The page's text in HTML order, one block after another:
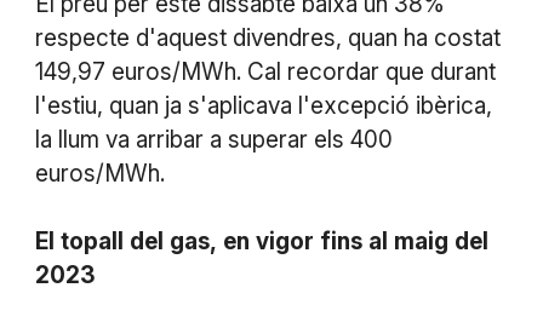
respecte d'aquest divendres, quan ha costat
149,97 euros/MWh. Cal recordar que durant
l'estiu, quan ja s'aplicava l'excepció ibèrica,
la llum va arribar a superar els 400
euros/MWh.
El topall del gas, en vigor fins al maig del
2023